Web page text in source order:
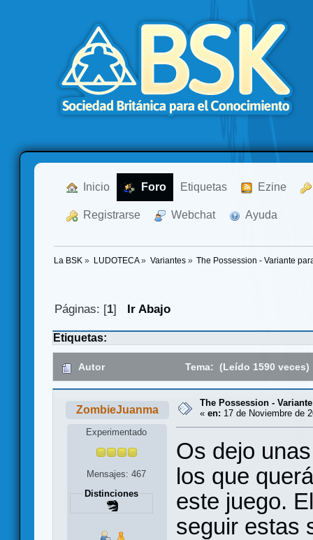
Inicio Foro Etiquetas Ezine
Registrarse Webchat Ayuda
La BSK » LUDOTECA» Variantes» The Possession - Variante
Páginas: [1] Ir Abajo
Etiquetas:
Autor Tema: (Leído 1590 veces)
ZombieJuanma
Experimentado
Mensajes: 467
Distinciones
The Possession -
« en: 17 de Noviembre de
Os dejo
los que
este juego.
seguir estas